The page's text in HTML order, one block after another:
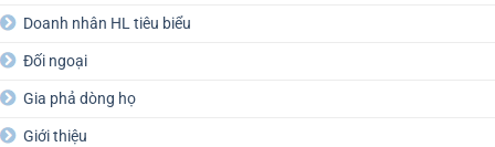
Doanh nhân HL tiêu biểu
Đối ngoại
Gia phả dòng họ
Giới thiệu